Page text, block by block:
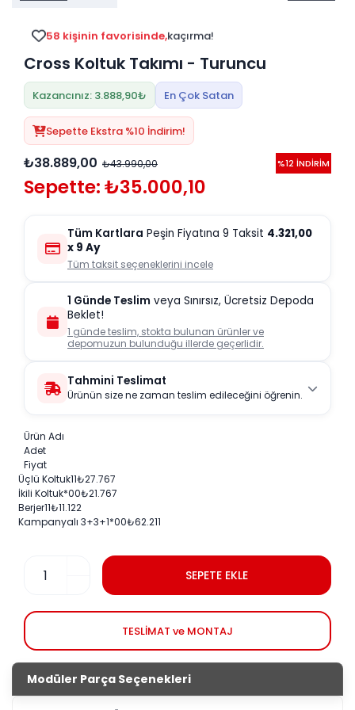
58 kişinin favorisinde,kaçırma!
Cross Koltuk Takımı - Turuncu
Kazancınız: 3.888,90₺ En Çok Satan
Sepette Ekstra %10 İndirim!
₺38.889,00 ₺43.990,00 %12 İNDİRİM
Sepette: ₺35.000,10
Tüm Kartlara Peşin Fiyatına 9 Taksit 4.321,00
x 9 Ay
Tüm taksit seçeneklerini incele
1 Günde Teslim veya Sınırsız, Ücretsiz Depoda
Beklet!
1 günde teslim, stokta bulunan ürünler ve
depomuzun bulunduğu illerde geçerlidir.
Tahmini Teslimat
Ürünün size ne zaman teslim edileceğini öğrenin.
Ürün Adı
Adet
Fiyat
Üçlü Koltuk11₺27.767
İkili Koltuk*00₺21.767
Berjer11₺11.122
Kampanyalı 3+3+1*00₺62.211
SEPETE EKLE
TESLİMAT ve MONTAJ
Modüler Parça Seçenekleri
Orta Sehpa
Zigon Sehpa
Orta Puflar
Oturma Odası
Puf Modelleri
Baza
Çalışma Masası
Duvar Rafı
Kitaplık
Oyun ve Aktivite
Masa Setleri
Tablo